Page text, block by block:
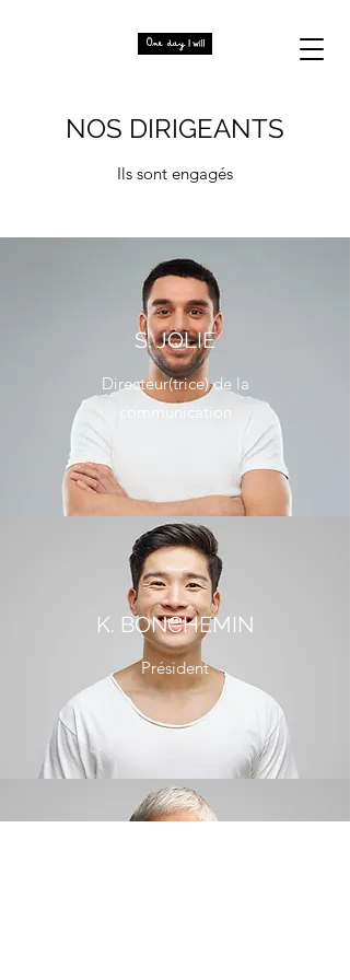
NOS DIRIGEANTS
Ils sont engagés
S. JOLIE
Directeur(trice) de la
communication
K. BONCHEMIN
Président